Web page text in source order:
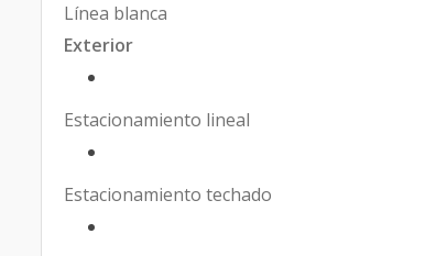
Línea blanca
Exterior
Estacionamiento lineal
Estacionamiento techado